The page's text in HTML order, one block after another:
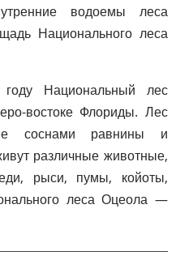
водоемы леса
Национального леса
Национальный лес
востоке Флориды. Лес
соснами равнины и
различные животные,
рыси, пумы, койоты,
леса Оцеола —